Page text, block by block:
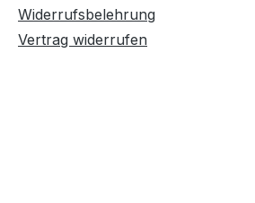
Widerrufsbelehrung
Vertrag widerrufen